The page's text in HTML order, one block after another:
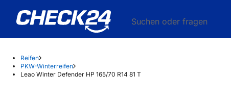
Suchen oder fragen
Reifen
PKW-Winterreifen
Leao Winter Defender HP 165/70 R14 81 T